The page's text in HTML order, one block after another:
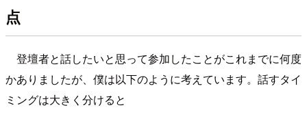
点
登壇者と話したいと思って参加したことがこれまでに何度
かありましたが、僕は以下のように考えています。話すタイ
ミングは大きく分けると